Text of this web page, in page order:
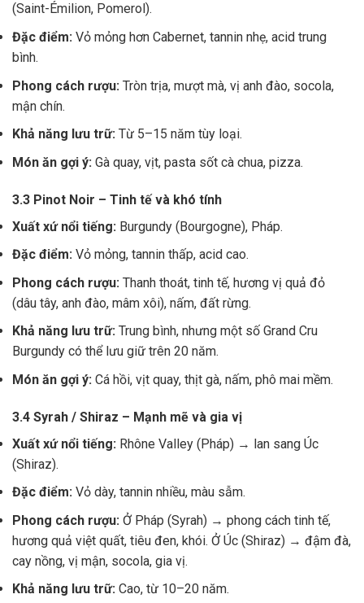
(Saint-Émilion, Pomerol).
Đặc điểm: Vỏ mỏng hơn Cabernet, tannin nhẹ, acid trung
bình.
Phong cách rượu: Tròn trịa, mượt mà, vị anh đào, socola,
mận chín.
Khả năng lưu trữ: Từ 5–15 năm tùy loại.
Món ăn gợi ý: Gà quay, vịt, pasta sốt cà chua, pizza.
3.3 Pinot Noir – Tinh tế và khó tính
Xuất xứ nổi tiếng: Burgundy (Bourgogne), Pháp.
Đặc điểm: Vỏ mỏng, tannin thấp, acid cao.
Phong cách rượu: Thanh thoát, tinh tế, hương vị quả đỏ
(dâu tây, anh đào, mâm xôi), nấm, đất rừng.
Khả năng lưu trữ: Trung bình, nhưng một số Grand Cru
Burgundy có thể lưu giữ trên 20 năm.
Món ăn gợi ý: Cá hồi, vịt quay, thịt gà, nấm, phô mai mềm.
3.4 Syrah / Shiraz – Mạnh mẽ và gia vị
Xuất xứ nổi tiếng: Rhône Valley (Pháp) → lan sang Úc
(Shiraz).
Đặc điểm: Vỏ dày, tannin nhiều, màu sẫm.
Phong cách rượu: Ở Pháp (Syrah) → phong cách tinh tế,
hương quả việt quất, tiêu đen, khói. Ở Úc (Shiraz) → đậm đà,
cay nồng, vị mận, socola, gia vị.
Khả năng lưu trữ: Cao, từ 10–20 năm.